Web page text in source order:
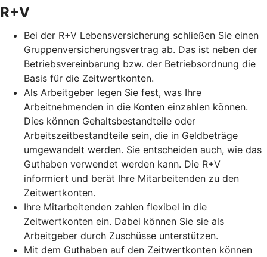
R+V
Bei der R+V Lebensversicherung schließen Sie einen
Gruppenversicherungsvertrag ab. Das ist neben der
Betriebsvereinbarung bzw. der Betriebsordnung die
Basis für die Zeitwertkonten.
Als Arbeitgeber legen Sie fest, was Ihre
Arbeitnehmenden in die Konten einzahlen können.
Dies können Gehaltsbestandteile oder
Arbeitszeitbestandteile sein, die in Geldbeträge
umgewandelt werden. Sie entscheiden auch, wie das
Guthaben verwendet werden kann. Die R+V
informiert und berät Ihre Mitarbeitenden zu den
Zeitwertkonten.
Ihre Mitarbeitenden zahlen flexibel in die
Zeitwertkonten ein. Dabei können Sie sie als
Arbeitgeber durch Zuschüsse unterstützen.
Mit dem Guthaben auf den Zeitwertkonten können